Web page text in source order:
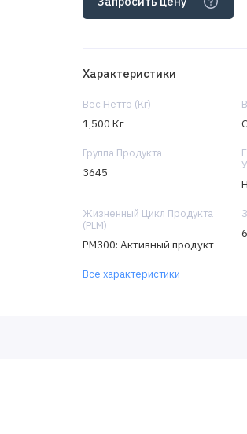
Характеристики
Вес Нетто (Кг)
1,500 Кг
Группа Продукта
3645
Жизненный Цикл Продукта
(PLM)
PM300: Активный продукт
Все характеристики